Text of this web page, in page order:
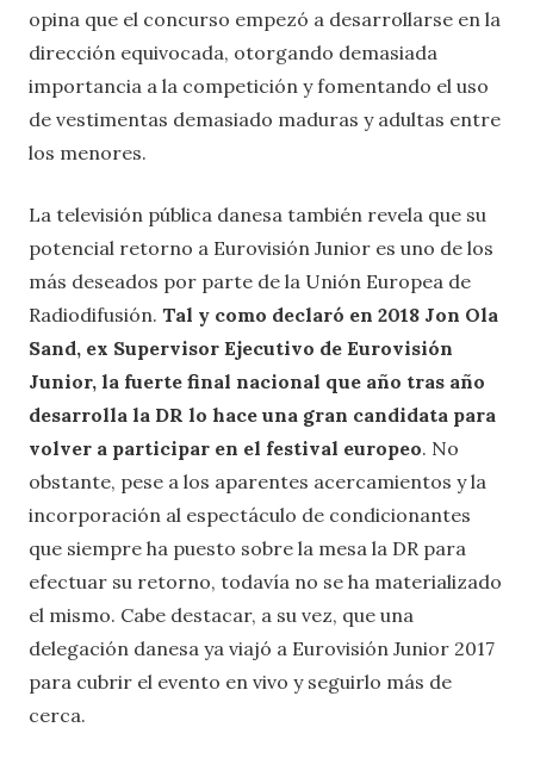
opina que el concurso empezó a desarrollarse en la
dirección equivocada, otorgando demasiada
importancia a la competición y fomentando el uso
de vestimentas demasiado maduras y adultas entre
los menores.
La televisión pública danesa también revela que su
potencial retorno a Eurovisión Junior es uno de los
más deseados por parte de la Unión Europea de
Radiodifusión. Tal y como declaró en 2018 Jon Ola
Sand, ex Supervisor Ejecutivo de Eurovisión
Junior, la fuerte final nacional que año tras año
desarrolla la DR lo hace una gran candidata para
volver a participar en el festival europeo. No
obstante, pese a los aparentes acercamientos y la
incorporación al espectáculo de condicionantes
que siempre ha puesto sobre la mesa la DR para
efectuar su retorno, todavía no se ha materializado
el mismo. Cabe destacar, a su vez, que una
delegación danesa ya viajó a Eurovisión Junior 2017
para cubrir el evento en vivo y seguirlo más de
cerca.